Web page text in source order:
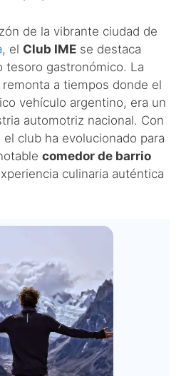
de la vibrante ciudad de
, el Club IME se destaca
tesoro gastronómico. La
a tiempos donde el
vehículo argentino, era un
automotriz nacional. Con
club ha evolucionado para
comedor de barrio
culinaria auténtica